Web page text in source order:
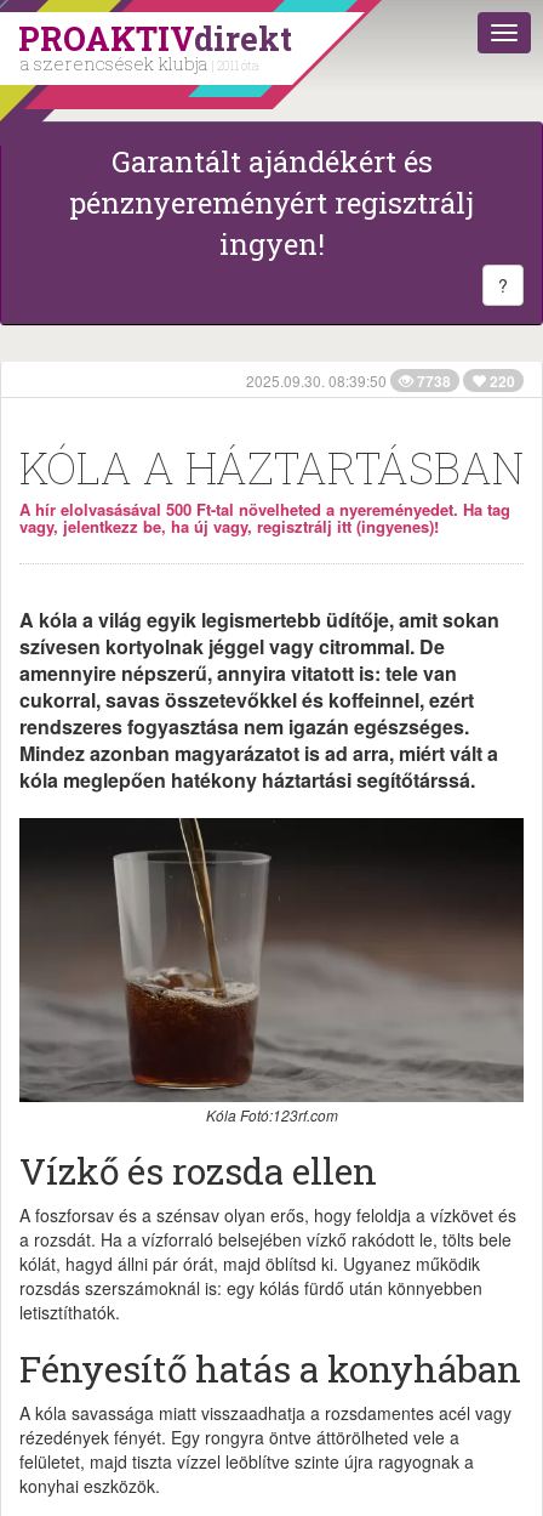
PROAKTIVdirekt
a szerencsések klubja | 2011 óta
Garantált ajándékért és
pénznyereményért regisztrálj
ingyen!
?
2025.09.30. 08:39:50 7738 220
KÓLA A HÁZTARTÁSBAN
A hír elolvasásával 500 Ft-tal növelheted a nyereményedet. Ha tag
vagy, jelentkezz be, ha új vagy, regisztrálj itt (ingyenes)!
A kóla a világ egyik legismertebb üdítője, amit sokan
szívesen kortyolnak jéggel vagy citrommal. De
amennyire népszerű, annyira vitatott is: tele van
cukorral, savas összetevőkkel és koffeinnel, ezért
rendszeres fogyasztása nem igazán egészséges.
Mindez azonban magyarázatot is ad arra, miért vált a
kóla meglepően hatékony háztartási segítőtárssá.
Kóla Fotó:123rf.com
Vízkő és rozsda ellen
A foszforsav és a szénsav olyan erős, hogy feloldja a vízkövet és
a rozsdát. Ha a vízforraló belsejében vízkő rakódott le, tölts bele
kólát, hagyd állni pár órát, majd öblítsd ki. Ugyanez működik
rozsdás szerszámoknál is: egy kólás fürdő után könnyebben
letisztíthatók.
Fényesítő hatás a konyhában
A kóla savassága miatt visszaadhatja a rozsdamentes acél vagy
rézedények fényét. Egy rongyra öntve áttörölheted vele a
felületet, majd tiszta vízzel leöblítve szinte újra ragyognak a
konyhai eszközök.